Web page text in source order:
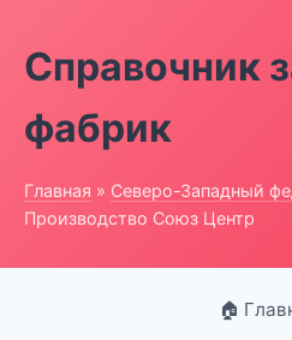
Справочник
фабрик
Главная » Северо-Западный
Производство Союз Центр
🏠